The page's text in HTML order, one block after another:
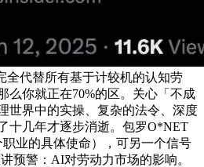
全代替所有基于计较机的认知劳
么你就正在70%的区。关心「不成
世界中的实操、复杂的法令、深度
十几年才逐步消逝。包罗O*NET
业的具体使命），可另一个信号
预警：AI对劳动力市场的影响。